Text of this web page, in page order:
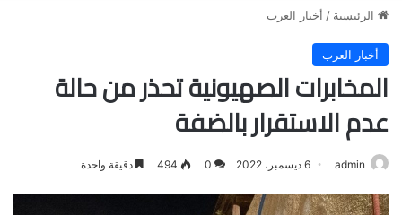
الرئيسية / أخبار العرب
أخبار العرب
المخابرات الصهيونية تحذر من حالة
عدم الاستقرار بالضفة
admin 6 ديسمبر، 2022 0
494 دقيقة واحدة